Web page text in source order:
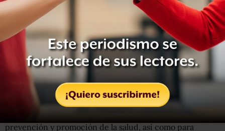
herramienta eficaz de prevención y control.
Expuso que también se aprobaron recursos para la
prevención en mujeres en condición de vulnerabilidad, y
en la convocatoria para financiar programas a la sociedad
civil en 2011 se considera por primera vez fondos para
prevención en el sector femenino.
Córdova Villalobos señaló que en los últimos cinco años se
han destinado 163 millones de pesos para acciones de
prevención y promoción de la salud, así como para